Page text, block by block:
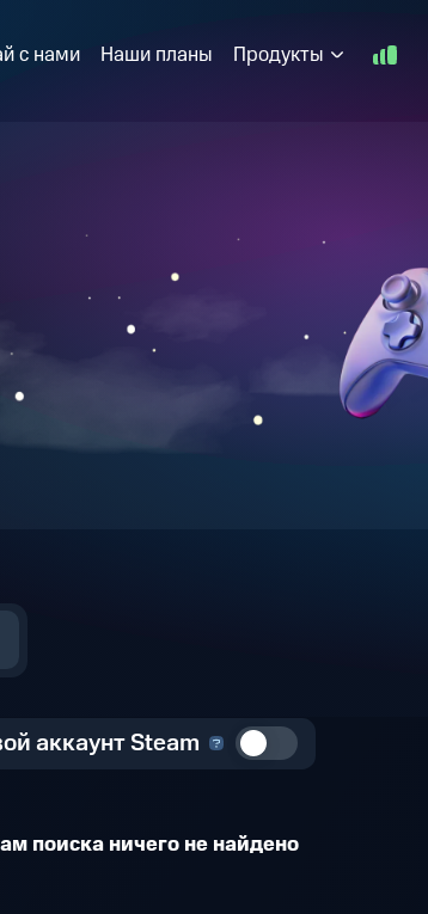
с нами Наши планы Продукты
аккаунт Steam
поиска ничего не найдено